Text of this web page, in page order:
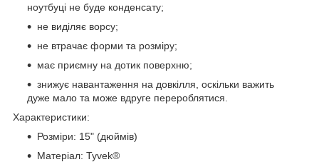
ноутбуці не буде конденсату;
не виділяє ворсу;
не втрачає форми та розміру;
має приємну на дотик поверхню;
знижує навантаження на довкілля, оскільки важить
дуже мало та може вдруге перероблятися.
Характеристики:
Розміри: 15" (дюймів)
Матеріал: Tyvek®